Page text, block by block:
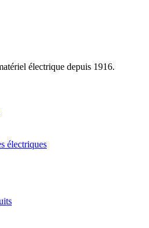
électrique depuis 1916.
électriques